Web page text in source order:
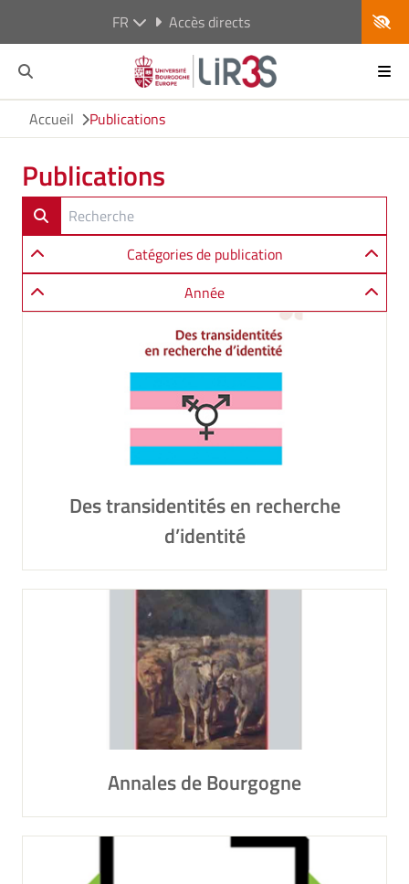
FR Accès directs
Accueil Publications
Publications
Catégories de publication
Année
Des transidentités en recherche
d’identité
Annales de Bourgogne